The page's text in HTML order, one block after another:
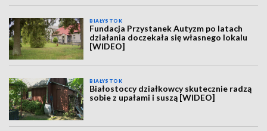
BIAŁYSTOK
Fundacja Przystanek Autyzm po latach
działania doczekała się własnego lokalu
[WIDEO]
BIAŁYSTOK
Białostoccy działkowcy skutecznie radzą
sobie z upałami i suszą [WIDEO]